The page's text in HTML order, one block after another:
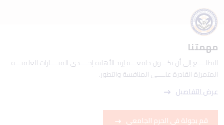
مهمتنا
التطلــــع إلى أن تكـــون جامعـــة إربد الأهلية إحــــدى المنــــارات العلميـــة
المتميزة القادرة علــــى المنافسة والتطور.
عرض التفاصيل
قم بجولة في الحرم الجامعي